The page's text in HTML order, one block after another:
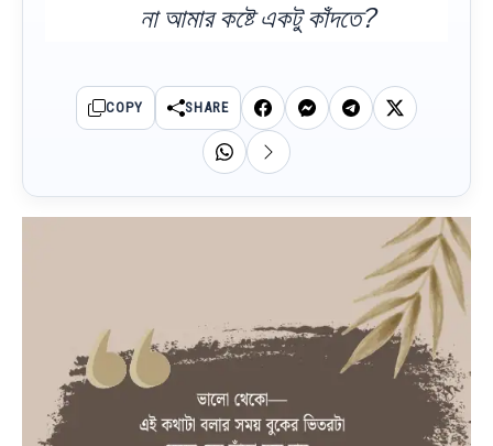
না আমার কষ্টে একটু কাঁদতে?
COPY SHARE